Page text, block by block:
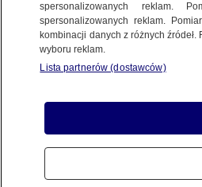
Najpierw uderzali
później próbowali
Wszystko
monitoringu
spersonalizowanych reklam.
spersonalizowanych reklam.
kombinacji danych z różnych
wyboru reklam.
Lista partnerów (dostawców)